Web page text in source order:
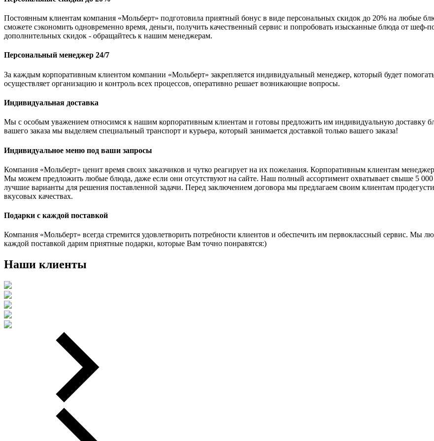
Постоянным клиентам компания «Мольберт» подготовила приятный бонус в виде персональных скидок до 20% на любые
сможете сэкономить одновременно время, деньги, получить качественный сервис и попробовать изысканные блюда от шеф-
дополнительных скидок - обращайтесь к нашим менеджерам.
Персональный менеджер 24/7
За каждым корпоративным клиентом компании «Мольберт» закрепляется индивидуальный менеджер, который будет
осуществляет организацию и контроль всех процессов, оперативно решает возникающие вопросы.
Индивидуальная доставка
Мы с особым уважением относимся к нашим корпоративным клиентам и готовы предложить им индивидуальную доставку
вашего заказа мы выделяем специальный транспорт и курьера, который занимается доставкой только вашего заказа!
Индивидуальное меню под ваши запросы
Компания «Мольберт» ценит время своих заказчиков и чутко реагирует на их пожелания. Корпоративным клиентам
Мы можем предложить любые блюда, даже если они отсутствуют на сайте. Наш полный ассортимент охватывает свыше 5
лучшие варианты для решения поставленной задачи. Перед заключением договора мы предлагаем своим клиентам
вкусовых качествах.
Подарки с каждой поставкой
Компания «Мольберт» всегда стремится удовлетворить потребности клиентов и обеспечить им первоклассный сервис. Мы
каждой поставкой дарим приятные подарки, которые Вам точно понравятся:)
Наши клиенты